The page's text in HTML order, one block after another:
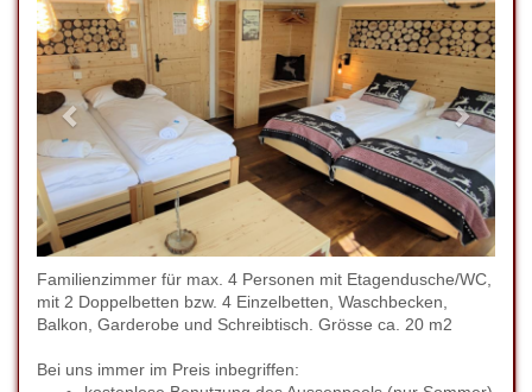
Familienzimmer für max. 4 Personen mit Etagendusche/WC,
mit 2 Doppelbetten bzw. 4 Einzelbetten, Waschbecken,
Balkon, Garderobe und Schreibtisch. Grösse ca. 20 m2
Bei uns immer im Preis inbegriffen: